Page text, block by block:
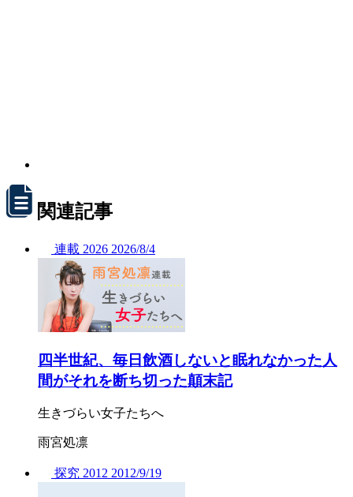
関連記事
連載 2026 2026/8/4
四半世紀、毎日飲酒しないと眠れなかった人
間がそれを断ち切った顛末記
生きづらい女子たちへ
雨宮処凛
探究 2012 2012/9/19